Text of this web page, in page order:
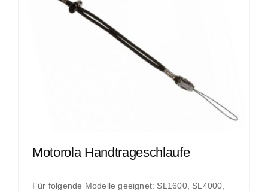
Motorola Handtrageschlaufe
Für folgende Modelle geeignet: SL1600, SL4000,